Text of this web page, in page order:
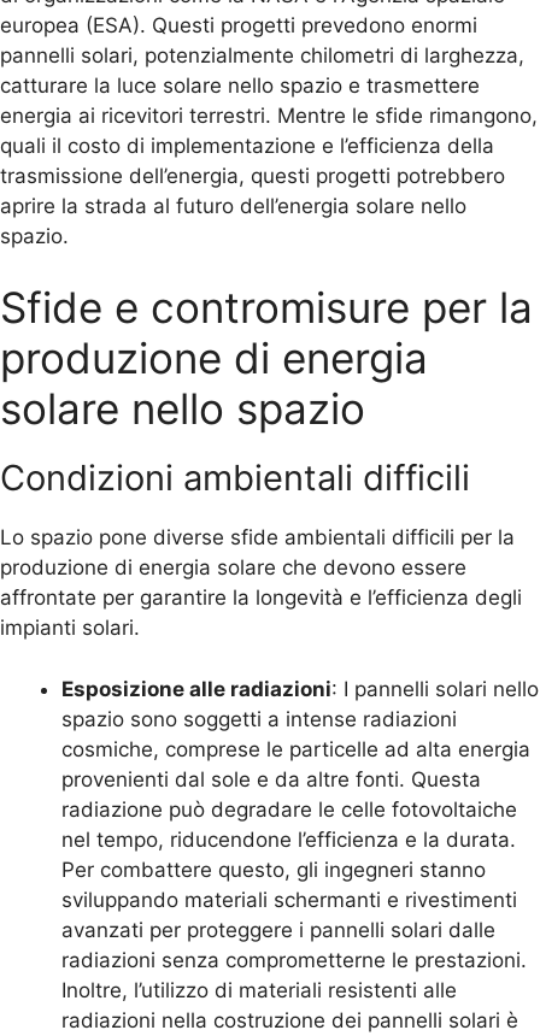
europea (ESA). Questi progetti prevedono enormi
pannelli solari, potenzialmente chilometri di larghezza,
catturare la luce solare nello spazio e trasmettere
energia ai ricevitori terrestri. Mentre le sfide rimangono,
quali il costo di implementazione e l’efficienza della
trasmissione dell’energia, questi progetti potrebbero
aprire la strada al futuro dell’energia solare nello
spazio.
Sfide e contromisure per la
produzione di energia
solare nello spazio
Condizioni ambientali difficili
Lo spazio pone diverse sfide ambientali difficili per la
produzione di energia solare che devono essere
affrontate per garantire la longevità e l’efficienza degli
impianti solari.
Esposizione alle radiazioni: I pannelli solari nello
spazio sono soggetti a intense radiazioni
cosmiche, comprese le particelle ad alta energia
provenienti dal sole e da altre fonti. Questa
radiazione può degradare le celle fotovoltaiche
nel tempo, riducendone l’efficienza e la durata.
Per combattere questo, gli ingegneri stanno
sviluppando materiali schermanti e rivestimenti
avanzati per proteggere i pannelli solari dalle
radiazioni senza comprometterne le prestazioni.
Inoltre, l’utilizzo di materiali resistenti alle
radiazioni nella costruzione dei pannelli solari è